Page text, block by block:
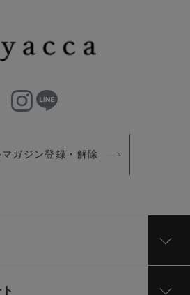
マガジン登録・解除